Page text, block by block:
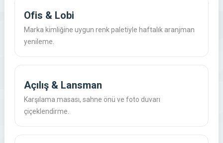
Ofis & Lobi
Marka kimliğine uygun renk paletiyle haftalık aranjman
yenileme.
Açılış & Lansman
Karşılama masası, sahne önü ve foto duvarı
çiçeklendirme.